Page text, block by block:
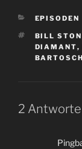
EPISODEN
BILL
DIAMANT,
2